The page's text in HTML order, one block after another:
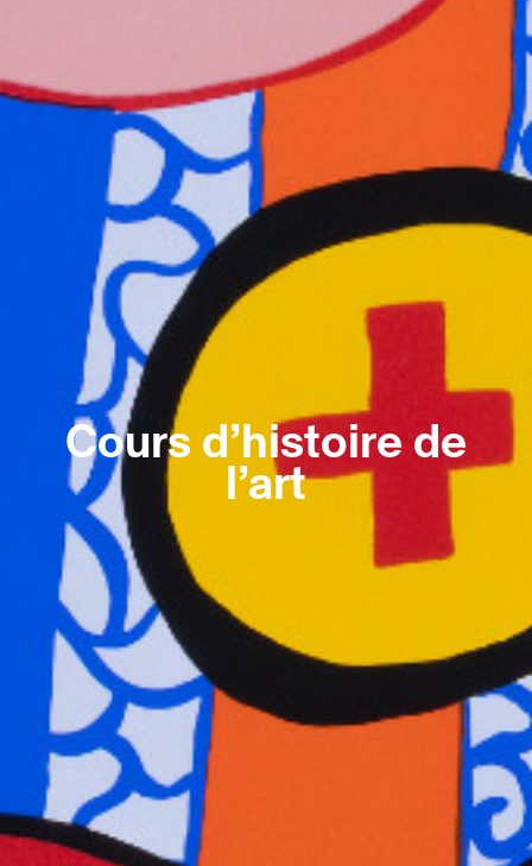
Cours d’histoire de
l’art